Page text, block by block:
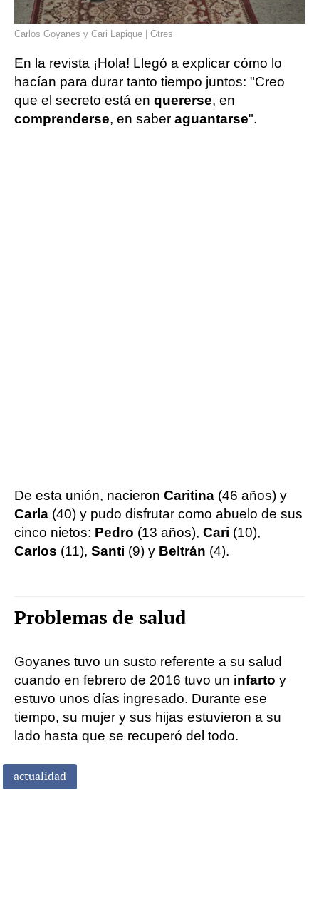
Carlos Goyanes y Cari Lapique | Gtres
En la revista ¡Hola! Llegó a explicar cómo lo
hacían para durar tanto tiempo juntos: "Creo
que el secreto está en quererse, en
comprenderse, en saber aguantarse".
De esta unión, nacieron Caritina (46 años) y
Carla (40) y pudo disfrutar como abuelo de sus
cinco nietos: Pedro (13 años), Cari (10),
Carlos (11), Santi (9) y Beltrán (4).
Problemas de salud
Goyanes tuvo un susto referente a su salud
cuando en febrero de 2016 tuvo un infarto y
estuvo unos días ingresado. Durante ese
tiempo, su mujer y sus hijas estuvieron a su
lado hasta que se recuperó del todo.
actualidad